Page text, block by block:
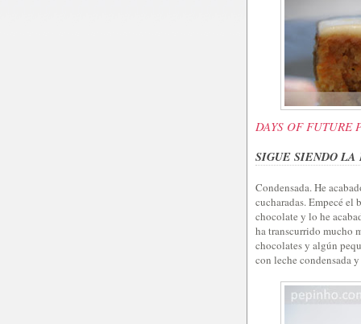
DAYS OF FUTURE
SIGUE SIENDO
Condensada. He
cucharadas. Empecé el
chocolate y lo he
ha transcurrido mucho
chocolates y algún
con leche condensada